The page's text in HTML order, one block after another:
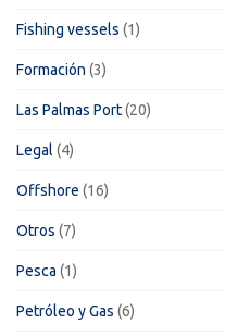
Fishing vessels (1)
Formación (3)
Las Palmas Port(20)
Legal (4)
Offshore (16)
Otros (7)
Pesca (1)
Petróleo y Gas (6)